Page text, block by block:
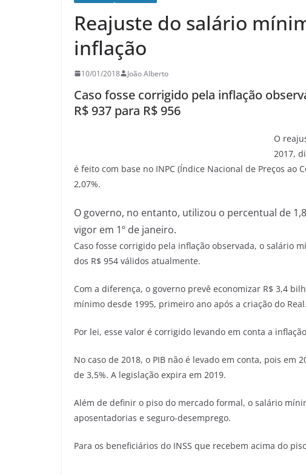
Reajuste do salário
inflação
10/01/2018 João Alberto
Caso fosse corrigido pela inflação
R$ 937 para R$ 956
O
2017,
é feito com base no INPC (Índice Nacional de Preços
2,07%.
O governo, no entanto, utilizou o percentual de
vigor em 1º de janeiro.
Caso fosse corrigido pela inflação observada, o salário
dos R$ 954 válidos atualmente.
Com a diferença, o governo prevê economizar R$ 3,4
mínimo desde 1995, primeiro ano após a criação do Real.
Por lei, esse valor é corrigido levando em conta a
No caso de 2018, o PIB não é levado em conta, pois em
de 3,5%. A legislação expira em 2019.
Além de definir o piso do mercado formal, o salário
aposentadorias e seguro-desemprego.
Para os beneficiários do INSS que recebem acima do